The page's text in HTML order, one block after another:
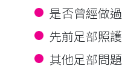
是否曾經做
先前足部照
其他足部問